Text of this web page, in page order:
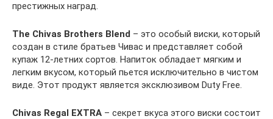
престижных наград.
The Chivas Brothers Blend – это особый виски, который
создан в стиле братьев Чивас и представляет собой
купаж 12-летних сортов. Напиток обладает мягким и
легким вкусом, который пьется исключительно в чистом
виде. Этот продукт является эксклюзивом Duty Free.
Chivas Regal EXTRA – секрет вкуса этого виски состоит